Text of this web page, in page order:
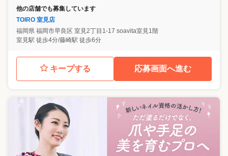
他の店舗でも募集しています
TOIRO 室見店
福岡県 福岡市早良区 室見2丁目1-17 soavita室見1階
室見駅 徒歩4分/藤崎駅 徒歩6分
キープする 応募画面へ進む